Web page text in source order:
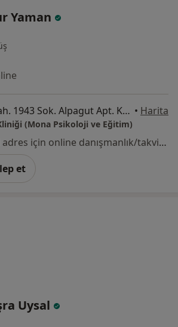
Yaman
Güvenevler Mah. 1943 Sok. Alpagut Apt. Kat:1 daire:1, Mersin • Harita
(Mona Psikoloji ve Eğitim)
Bu uzman ilgili adres için online danışmanlık/takvim sunmuyor.
et
Uysal